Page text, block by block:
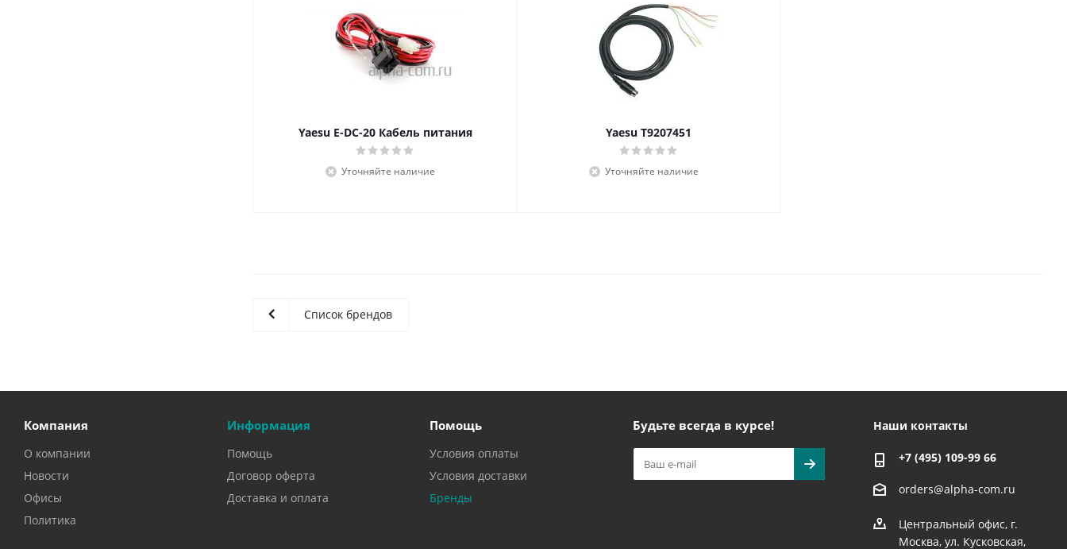
Yaesu E-DC-20 Кабель питания
Уточняйте наличие
Yaesu T9207451
Уточняйте наличие
Список брендов
Компания
О компании
Новости
Офисы
Политика
Информация
Помощь
Договор оферта
Доставка и оплата
Помощь
Условия оплаты
Условия доставки
Бренды
Будьте всегда в курсе! Наши контакты
+7 (495) 109-99 66
orders@alpha-com.ru
Центральный офис, г.
Москва, ул. Кусковская,